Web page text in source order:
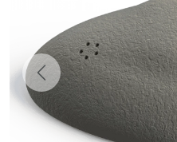
Previous